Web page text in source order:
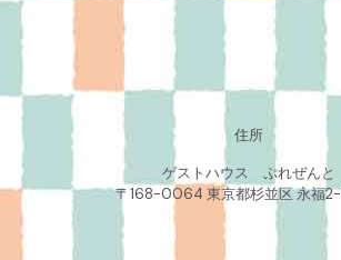
住所
ゲストハウス ぷれぜんと
〒168-0064 東京都杉並区 永福